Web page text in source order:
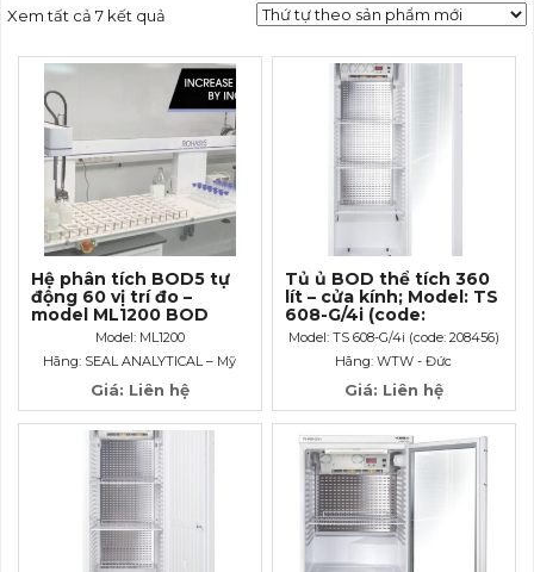
Xem tất cả 7 kết quả
Hệ phân tích BOD5 tự
động 60 vị trí đo –
model ML1200 BOD
SystemModel: ML1200
Hãng: SEAL ANALYTICAL – Mỹ
Giá: Liên hệ
Tủ ủ BOD thể tích 360
lít – cửa kính; Model: TS
608-G/4i (code:
208456)
Model: TS 608-G/4i (code: 208456)
Hãng: WTW - Đức
Giá: Liên hệ